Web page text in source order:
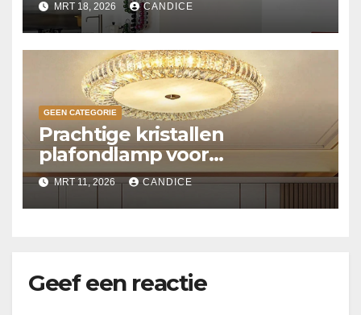
MRT 18, 2026 CANDICE
GEEN CATEGORIE
Prachtige kristallen
plafondlamp voor
slaapkamer
MRT 11, 2026 CANDICE
Geef een reactie